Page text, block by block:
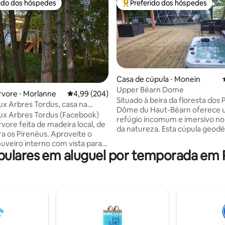
de 5, 105 avaliações
preferidos dos hóspedes
dos hóspedes
⋅ Morlanne 4,99 de uma avaliação média de 5, 204
4,99 (204)
Arbres Tordus, casa na
vista para os Pirineus
Arbres Tordus (Facebook)
feita de madeira local, de
os Pirenéus. Aproveite o
interno com vista para a
o chuveiro externo natural
suspenso, Cama de casal
cerejeira, carvalho,
Banheiro seco, Geladeira,
Entre os melhores preferidos
Preferido dos hóspedes
Casa de cúpula ⋅ Monein
Upper Béarn Dome
Situado à beira da floresta dos
Dôme du Haut-Béarn oferece
refúgio incomum e imersivo
da natureza. Esta cúpula
banheira de hidromassagem ao
uma sauna privada e uma vista
relaxamento, aventura e
Um verdadeiro refúgio de paz
em aluguel por temporada em